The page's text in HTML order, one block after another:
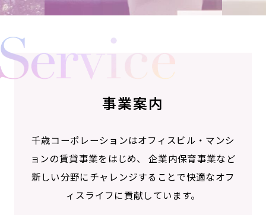
事業案内
千歳コーポレーションはオフィスビル・マンシ
ョンの賃貸事業をはじめ、
企業内保育事業など
新しい分野にチャレンジすることで快適なオフ
ィスライフに貢献しています。